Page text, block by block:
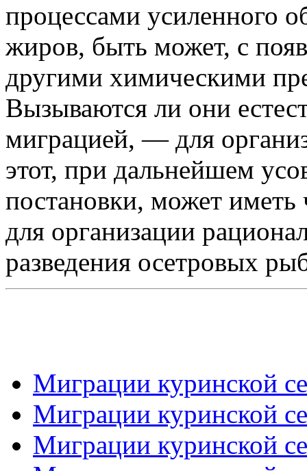
процессами усиленного
жиров, быть может, с
другими химическими
Вызываются ли они
миграцией, — для
этот, при дальнейшем
постановки, может иметь
для организации
разведения осетровых
Миграции куринской
Миграции куринской
Миграции куринской